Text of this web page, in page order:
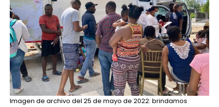
Imagen de archivo del 25 de mayo de 2022: brindamos